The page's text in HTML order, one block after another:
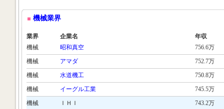
機械業界
業界 企業名
年収
機械
昭和真空
756.6万
機械
アマダ
752.7万
機械
水道機工
750.8万
機械
イーグル工業
745.5万
機械
ＩＨＩ
743.2万